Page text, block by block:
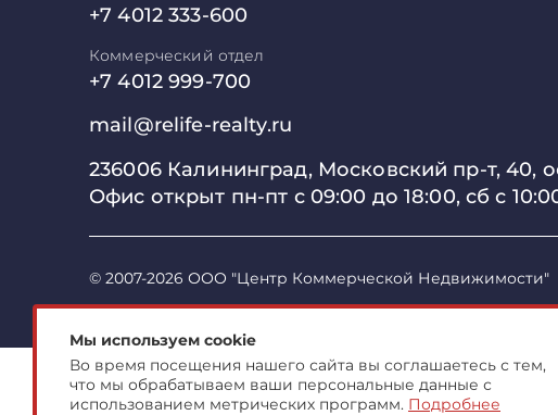
+7 4012 333-600
Коммерческий отдел
+7 4012 999-700
mail@relife-realty.ru
236006 Калининград, Московский пр-т, 40,
Офис открыт пн-пт с 09:00 до18:00, сб с
© 2007-2026 ООО "Центр Коммерческой Недвижимости"
Мы используем cookie
Во время посещения нашего сайта вы соглашаетесь с тем,
что мы обрабатываем ваши персональные данные с
использованием метрических программ. Подробнее